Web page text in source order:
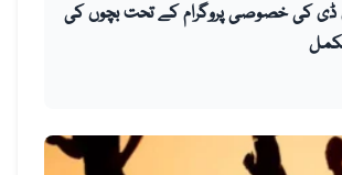
ڈی کی خصوصی پروگرام کے تحت بچوں کی